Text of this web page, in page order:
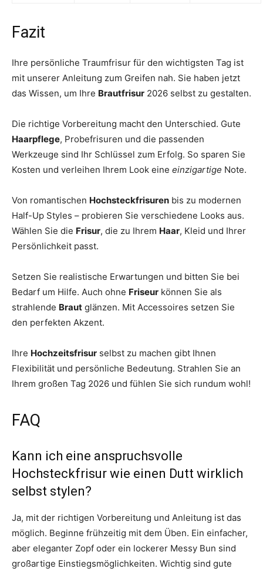
Fazit
Ihre persönliche Traumfrisur für den wichtigsten Tag ist
mit unserer Anleitung zum Greifen nah. Sie haben jetzt
das Wissen, um Ihre Brautfrisur 2026 selbst zu gestalten.
Die richtige Vorbereitung macht den Unterschied. Gute
Haarpflege, Probefrisuren und die passenden
Werkzeuge sind Ihr Schlüssel zum Erfolg. So sparen Sie
Kosten und verleihen Ihrem Look eine einzigartige Note.
Von romantischen Hochsteckfrisuren bis zu modernen
Half-Up Styles – probieren Sie verschiedene Looks aus.
Wählen Sie die Frisur, die zu Ihrem Haar, Kleid und Ihrer
Persönlichkeit passt.
Setzen Sie realistische Erwartungen und bitten Sie bei
Bedarf um Hilfe. Auch ohne Friseur können Sie als
strahlende Braut glänzen. Mit Accessoires setzen Sie
den perfekten Akzent.
Ihre Hochzeitsfrisur selbst zu machen gibt Ihnen
Flexibilität und persönliche Bedeutung. Strahlen Sie an
Ihrem großen Tag 2026 und fühlen Sie sich rundum wohl!
FAQ
Kann ich eine anspruchsvolle
Hochsteckfrisur wie einen Dutt wirklich
selbst stylen?
Ja, mit der richtigen Vorbereitung und Anleitung ist das
möglich. Beginne frühzeitig mit dem Üben. Ein einfacher,
aber eleganter Zopf oder ein lockerer Messy Bun sind
großartige Einstiegsmöglichkeiten. Wichtig sind gute